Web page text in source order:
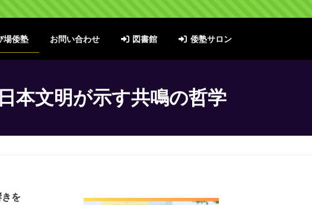
場倭塾 お問い合わせ 図書館 倭塾サロン
本文明が示す共鳴の哲学
を